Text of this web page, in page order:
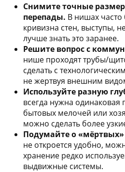
Снимите точные
перепады. В нишах
кривизна стен, выступы,
лучше знать это заранее.
Решите вопрос с
нише проходят трубы/
сделать с
не жертвуя внешним
Используйте разную
всегда нужна одинаковая
бытовых мелочей или
можно сделать более
Подумайте о «мёртвых»
не откроется удобно,
хранение редко
выдвижные системы.